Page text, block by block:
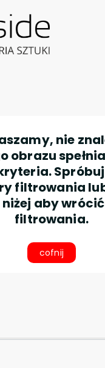
nie
obrazu
filtrowania
aby
filtrowania.
cofnij